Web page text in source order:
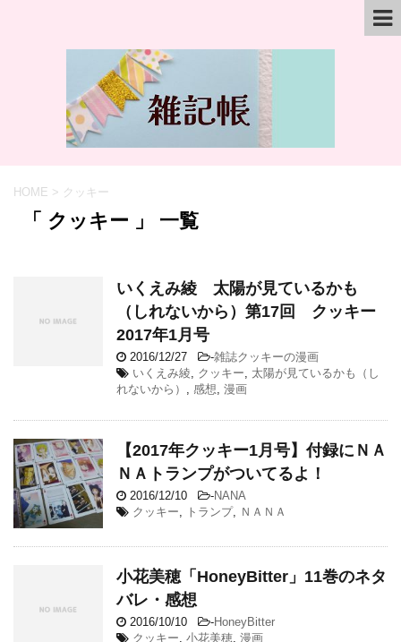
HOME > クッキー
「 クッキー 」 一覧
いくえみ綾 太陽が見ているかも
（しれないから）第17回 クッキー
2017年1月号
2016/12/27 -雑誌クッキーの漫画
いくえみ綾, クッキー, 太陽が見ているかも（し
れないから） , 感想, 漫画
【2017年クッキー1月号】付録にＮＡ
ＮＡトランプがついてるよ！
2016/12/10 -NANA
クッキー, トランプ, ＮＡＮＡ
小花美穂「HoneyBitter」11巻のネタ
バレ・感想
2016/10/10 -HoneyBitter
クッキー, 小花美穂, 漫画